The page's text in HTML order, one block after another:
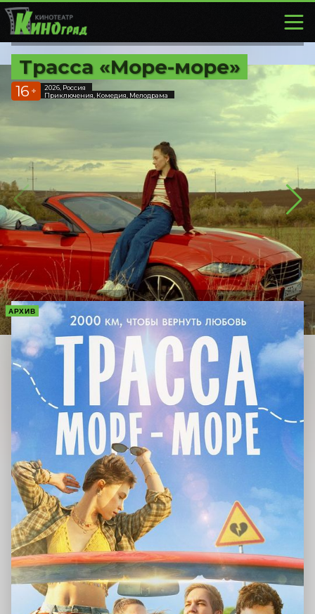
Трасса «Море-море»
16 +
2026, Россия
Приключения, Комедия, Мелодрама
АРХИВ